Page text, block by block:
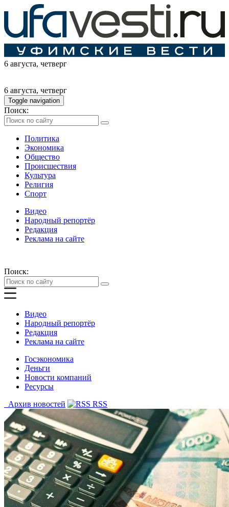
6 августа, четверг
6 августа, четверг
Toggle navigation
Поиск:
Политика
Экономика
Общество
Происшествия
Культура
Религия
Спорт
Видео
Народный репортёр
Редакция
Реклама на сайте
Поиск:
Видео
Народный репортёр
Редакция
Реклама на сайте
Госэкономика
Деньги
Новости компаний
Ресурсы
Архив новостей
RSS